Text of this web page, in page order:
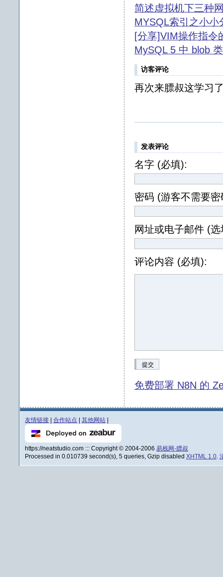
简述虚拟机下三种
MYSQL索引之小小
[分享]VIM操作指令
MySQL 5 中 blob
访客评论
再次来膘叔这学习
发表评论
名字 (必填):
密码 (游客不需要密
网址或电子邮件 (
评论内容 (必填):
提交
免费部署 N8N 的
友情链接 合作站点 其他网站
https://neatstudio.com ::: Copyright © 2004-2006 易栈网-膘叔
Processed in 0.010739 second(s), 5 queries, Gzip disabled XHTML 1.0.